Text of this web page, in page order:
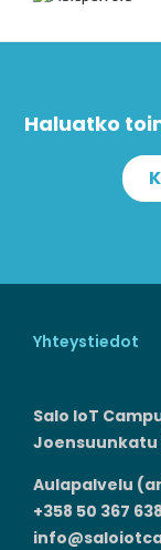
Haluatko
Yhteystiedot
Salo IoT
Joensuunkatu
Aulapalvelu
+358 50 367